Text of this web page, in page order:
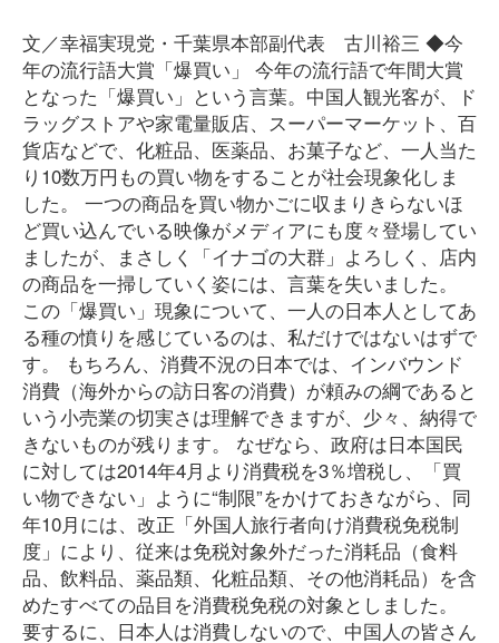
文／幸福実現党・千葉県本部副代表 古川裕三 ◆今
年の流行語大賞「爆買い」 今年の流行語で年間大賞
となった「爆買い」という言葉。中国人観光客が、ド
ラッグストアや家電量販店、スーパーマーケット、百
貨店などで、化粧品、医薬品、お菓子など、一人当た
り10数万円もの買い物をすることが社会現象化しま
した。 一つの商品を買い物かごに収まりきらないほ
ど買い込んでいる映像がメディアにも度々登場してい
ましたが、まさしく「イナゴの大群」よろしく、店内
の商品を一掃していく姿には、言葉を失いました。
この「爆買い」現象について、一人の日本人としてあ
る種の憤りを感じているのは、私だけではないはずで
す。 もちろん、消費不況の日本では、インバウンド
消費（海外からの訪日客の消費）が頼みの綱であると
いう小売業の切実さは理解できますが、少々、納得で
きないものが残ります。 なぜなら、政府は日本国民
に対しては2014年4月より消費税を3％増税し、「買
い物できない」ように“制限”をかけておきながら、同
年10月には、改正「外国人旅行者向け消費税免税制
度」により、従来は免税対象外だった消耗品（食料
品、飲料品、薬品類、化粧品類、その他消耗品）を含
めたすべての品目を消費税免税の対象としました。
要するに、日本人は消費しないので、中国人の皆さん